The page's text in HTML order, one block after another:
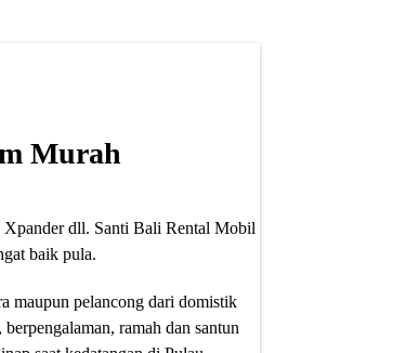
Murah
dll. Santi Bali Rental Mobil
baik pula.
maupun pelancong dari domistik
ramah dan santun